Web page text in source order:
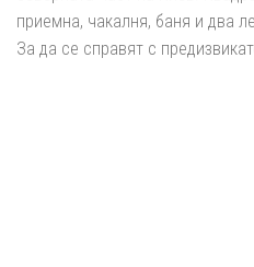
приемна, чакалня, баня и два
За да се справят с